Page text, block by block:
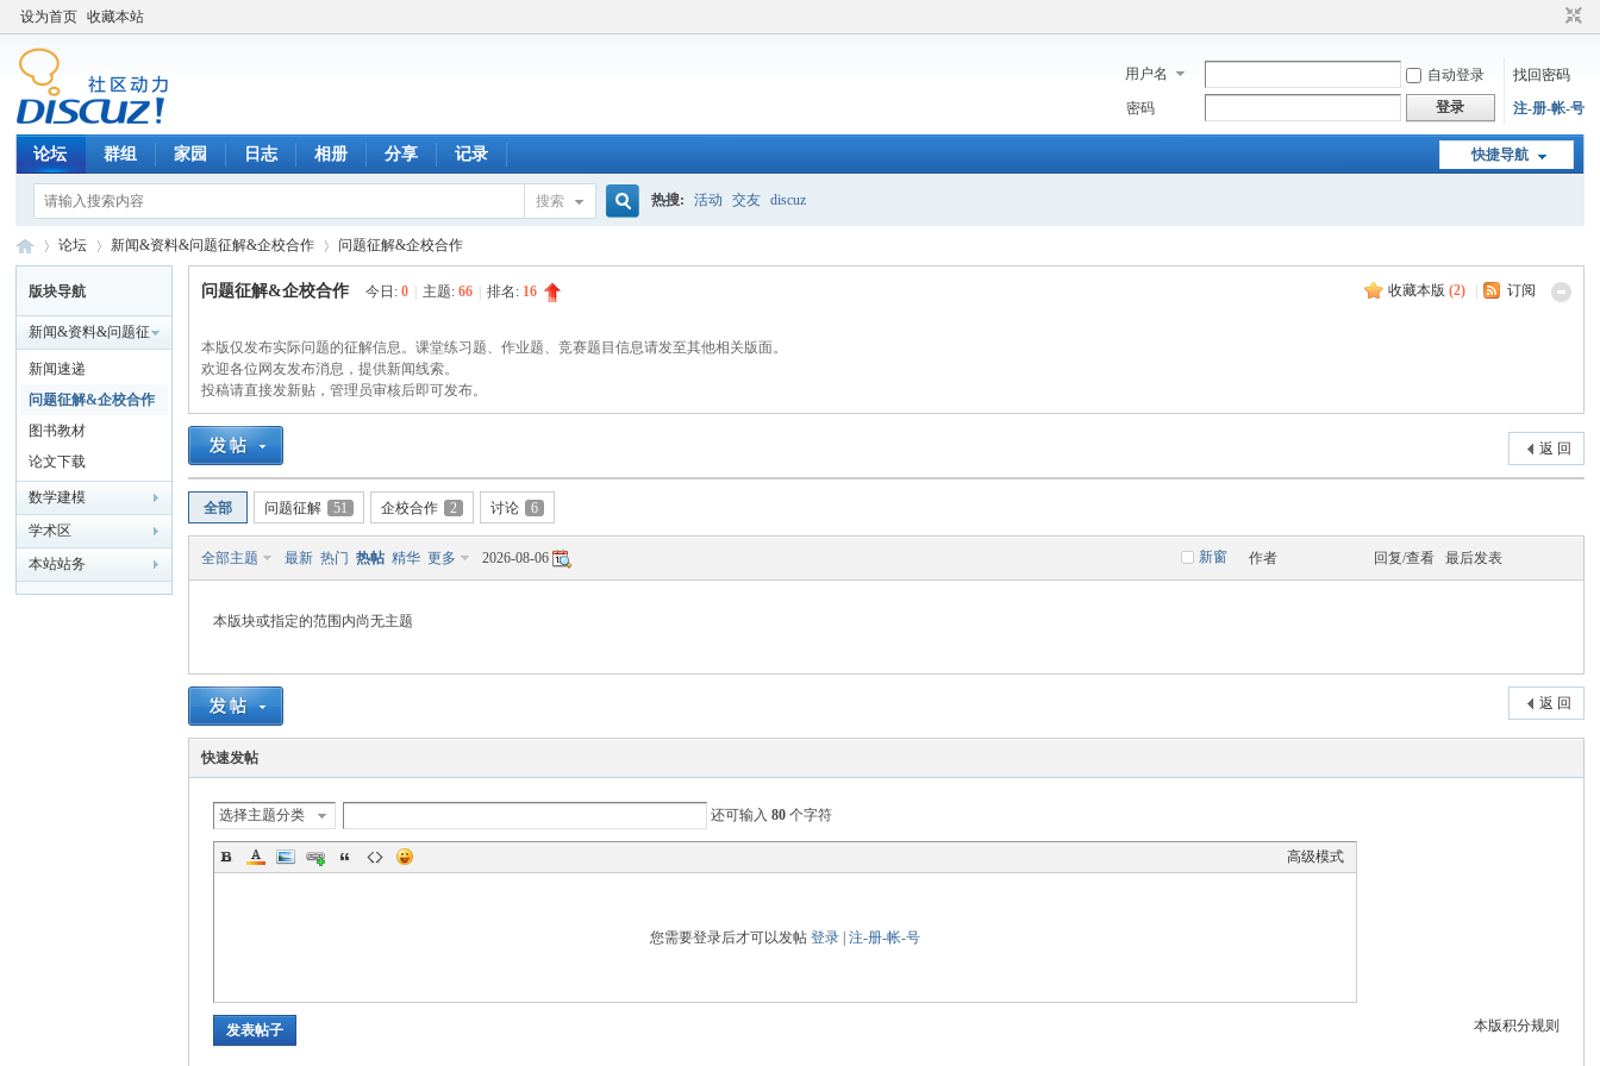
设为首页 收藏本站
用户名 自动登录
找回密码
密码
登录 注-册-帐-号
快捷导航
论坛 群组 家园 日志 相册 分享 记录
搜索
索
热搜: 活动 交友 discuz
数
模
»
论坛
›
新闻&资料&问题征解&企校合作
›
问题征解&企校合作
版块导航
新闻&资料&问题征
解&企校合作
新闻速递
问题征解&企校合作
图书教材
论文下载
数学建模
学术区
本站站务
收藏本版 (2) 订阅
问题征解&企校合作 今日:0 主题:66 排名: 16
本版仅发布实际问题的征解信息。课堂练习题、作业题、竞赛题目信息请发至其他相关版面。
欢迎各位网友发布消息，提供新闻线索。
投稿请直接发新贴，管理员审核后即可发布。
返 回
全部 问题征解 51 企校合作 2 讨论 6
新窗
全部主题 最新 热门 热帖 精华 更多 2026-08-06 作者 回复/查看 最后发表
本版块或指定的范围内尚无主题
返 回
快速发帖
选择主题分类 还可输入80 个字符
高级模式
您需要登录后才可以发帖 登录| 注-册-帐-号
本版积分规则
发表帖子